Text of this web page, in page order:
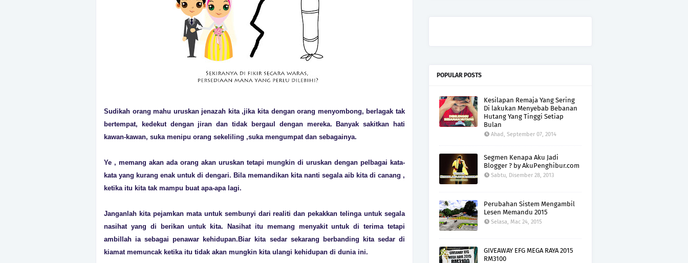
Sudikah orang mahu uruskan jenazah kita ,jika kita dengan orang menyombong, berlagak tak
bertempat, kedekut dengan jiran dan tidak bergaul dengan mereka. Banyak sakitkan hati
kawan-kawan, suka menipu orang sekeliling ,suka mengumpat dan sebagainya.
Ye , memang akan ada orang akan uruskan tetapi mungkin di uruskan dengan pelbagai kata-
kata yang kurang enak untuk di dengari. Bila memandikan kita nanti segala aib kita di canang ,
ketika itu kita tak mampu buat apa-apa lagi.
Janganlah kita pejamkan mata untuk sembunyi dari realiti dan pekakkan telinga untuk segala
nasihat yang di berikan untuk kita. Nasihat itu memang menyakit untuk di terima tetapi
ambillah ia sebagai penawar kehidupan.Biar kita sedar sekarang berbanding kita sedar di
kiamat memuncak ketika itu tidak akan mungkin kita ulangi kehidupan di dunia ini.
POPULAR POSTS
Kesilapan Remaja Yang Sering
Di lakukan Menyebab Bebanan
Hutang Yang Tinggi Setiap
Bulan
Ahad, September 07, 2014
Segmen Kenapa Aku Jadi
Blogger ? by AkuPenghibur.com
Sabtu, Disember 28, 2013
Perubahan Sistem Mengambil
Lesen Memandu 2015
Selasa, Mac 24, 2015
GIVEAWAY EFG MEGA RAYA 2015
RM3100